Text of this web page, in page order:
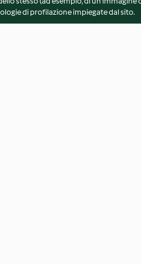
di profilazione impiegate dal sito.